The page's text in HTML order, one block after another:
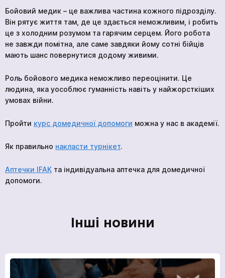
Бойовий медик – це важлива частина кожного підрозділу.
Він рятує життя там, де це здається неможливим, і робить
це з холодним розумом та гарячим серцем. Його робота
не завжди помітна, але саме завдяки йому сотні бійців
мають шанс повернутися додому живими.
Роль бойового медика неможливо переоцінити. Це
людина, яка уособлює гуманність навіть у найжорсткіших
умовах війни.
Пройти курс домедичної допомоги можна у нас в академії.
Як правильно накласти турнікет.
Аптечки IFAK та індивідуальна аптечка для домедичної
допомоги.
Інші новини